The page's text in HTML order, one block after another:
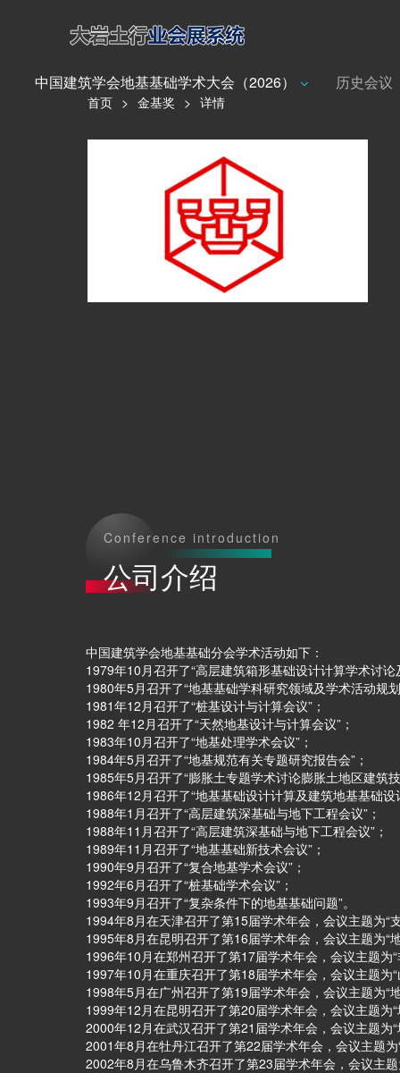
中国建筑学会地基基础学术大会（2026） 历史会议
首页 > 金基奖 > 详情
Conference introduction
公司介绍
中国建筑学会地基基础分会学术活动如下：
1979年10月召开了“高层建筑箱形基础设计计算学术讨
1980年5月召开了“地基基础学科研究领域及学术活动规
1981年12月召开了“桩基设计与计算会议”；
1982 年12月召开了“天然地基设计与计算会议”；
1983年10月召开了“地基处理学术会议”；
1984年5月召开了“地基规范有关专题研究报告会”；
1985年5月召开了“膨胀土专题学术讨论膨胀土地区建筑
1986年12月召开了“地基基础设计计算及建筑地基基础设
1988年1月召开了“高层建筑深基础与地下工程会议”；
1988年11月召开了“高层建筑深基础与地下工程会议”；
1989年11月召开了“地基基础新技术会议”；
1990年9月召开了“复合地基学术会议”；
1992年6月召开了“桩基础学术会议”；
1993年9月召开了“复杂条件下的地基基础问题”。
1994年8月在天津召开了第15届学术年会，会议主题为“
1995年8月在昆明召开了第16届学术年会，会议主题为“
1996年10月在郑州召开了第17届学术年会，会议主题为
1997年10月在重庆召开了第18届学术年会，会议主题为
1998年5月在广州召开了第19届学术年会，会议主题为“
1999年12月在昆明召开了第20届学术年会，会议主题为
2000年12月在武汉召开了第21届学术年会，会议主题为
2001年8月在牡丹江召开了第22届学术年会，会议主题
2002年8月在乌鲁木齐召开了第23届学术年会，会议主